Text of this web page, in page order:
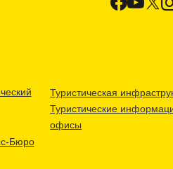
Бюро
Туристическая
Туристические
офисы